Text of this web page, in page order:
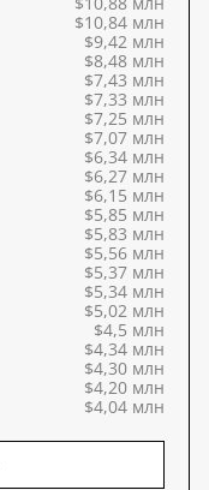
$10,84 млн
$9,42 млн
$8,48 млн
$7,43 млн
$7,33 млн
$7,25 млн
$7,07 млн
$6,34 млн
$6,27 млн
$6,15 млн
$5,85 млн
$5,83 млн
$5,56 млн
$5,37 млн
$5,34 млн
$5,02 млн
$4,5 млн
$4,34 млн
$4,30 млн
$4,20 млн
$4,04 млн